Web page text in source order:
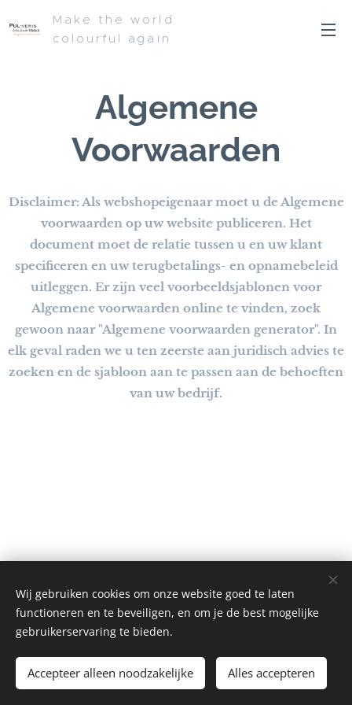
Make the world
colourful again
Algemene
Voorwaarden
Disclaimer: Als webshopeigenaar moet u de Algemene
voorwaarden op uw website publiceren. Het
document moet de relatie tussen u en uw klant
specificeren en uw terugbetalings- en opnamebeleid
uitleggen. Er zijn veel voorbeeldsjablonen voor
Algemene voorwaarden online te vinden, zoek
gewoon naar "Algemene voorwaarden generator". In
elk geval raden we u ten zeerste aan juridisch advies te
zoeken en de sjabloon aan te passen aan de behoeften
van uw bedrijf.
© 2026 Pul-veris Consulting BV, Boekterheide 80, 3550
Heusden-Zolder, België
Cookies
Nederlands
Français
Wij gebruiken cookies om onze website goed te laten
functioneren en te beveiligen, en om je de best mogelijke
gebruikerservaring te bieden.
Accepteer alleen noodzakelijke Alles accepteren